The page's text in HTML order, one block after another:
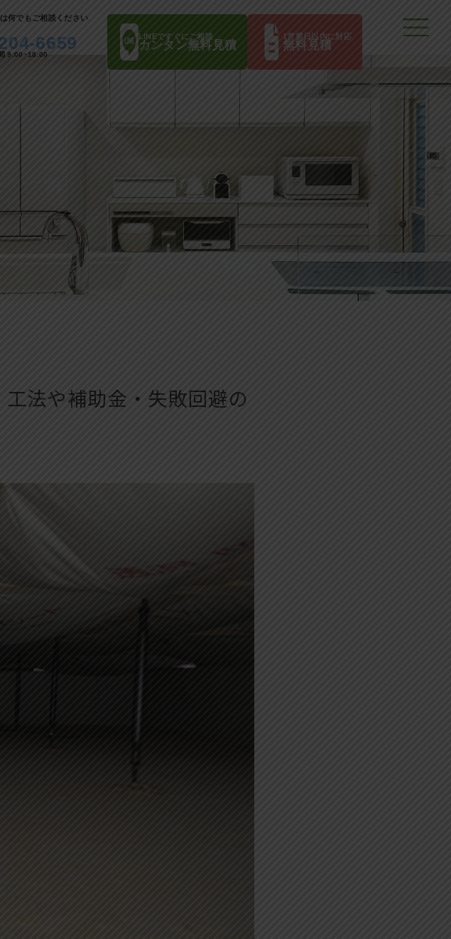
何でもご相談ください
6659
9:00~18:00
LINEですぐにご相談
カンタン無料見積
1営業日以内に対応
無料見積
法や補助金・失敗回避の